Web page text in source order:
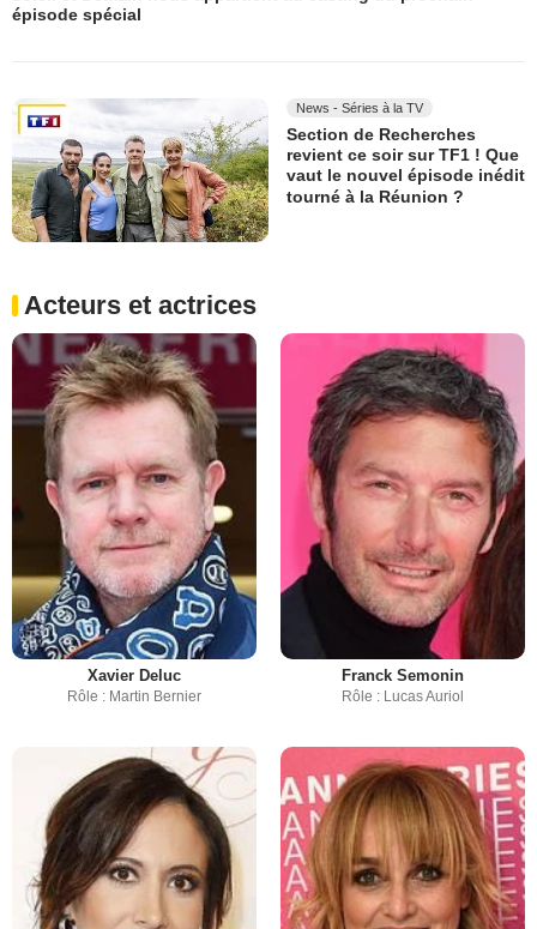
épisode spécial
News - Séries à la TV
Section de Recherches
revient ce soir sur TF1 ! Que
vaut le nouvel épisode inédit
tourné à la Réunion ?
Acteurs et actrices
Xavier Deluc
Rôle : Martin Bernier
Franck Semonin
Rôle : Lucas Auriol